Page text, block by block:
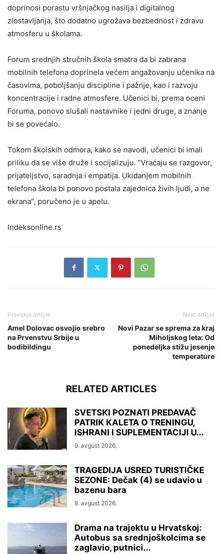
doprinosi porastu vršnjačkog nasilja i digitalnog
zlostavljanja, što dodatno ugrožava bezbednost i zdravu
atmosferu u školama.
Forum srednjih stručnih škola smatra da bi zabrana
mobilnih telefona doprinela većem angažovanju učenika na
časovima, poboljšanju discipline i pažnje, kao i razvoju
koncentracije i radne atmosfere. Učenici bi, prema oceni
Foruma, ponovo slušali nastavnike i jedni druge, a znanje
bi se povećalo.
Tokom školskih odmora, kako se navodi, učenici bi imali
priliku da se više druže i socijalizuju. “Vraćaju se razgovor,
prijateljstvo, saradnja i empatija. Ukidanjem mobilnih
telefona škola bi ponovo postala zajednica živih ljudi, a ne
ekrana”, poručeno je u apelu.
Indeksonline.rs
Previous article
Amel Dolovac osvojio srebro
na Prvenstvu Srbije u
bodibildingu
Next article
Novi Pazar se sprema za kraj
Miholjskog leta: Od
ponedeljka stižu jesenje
temperature
RELATED ARTICLES
SVETSKI POZNATI PREDAVAČ
PATRIK KALETA O TRENINGU,
ISHRANI I SUPLEMENTACIJI U...
9. avgust 2026.
TRAGEDIJA USRED TURISTIČKE
SEZONE: Dečak (4) se udavio u
bazenu bara
9. avgust 2026.
Drama na trajektu u Hrvatskoj:
Autobus sa srednjoškolcima se
zaglavio, putnici...